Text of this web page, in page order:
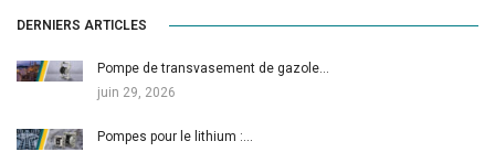
DERNIERS ARTICLES
Pompe de transvasement de gazole…
juin 29, 2026
Pompes pour le lithium :…